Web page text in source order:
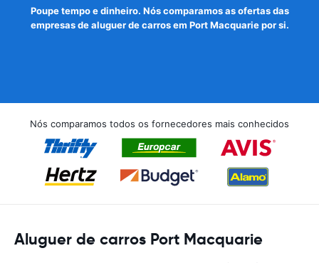
Poupe tempo e dinheiro. Nós comparamos as ofertas das
empresas de aluguer de carros em Port Macquarie por si.
Nós comparamos todos os fornecedores mais conhecidos
Aluguer de carros Port Macquarie